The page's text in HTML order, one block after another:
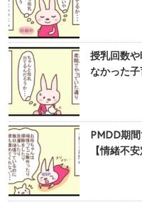
授乳回数
なかった
PMDD期
【情緒不